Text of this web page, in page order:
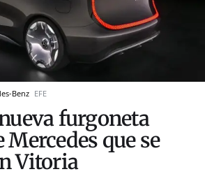
Benz EFE
furgoneta
que se
Vitoria